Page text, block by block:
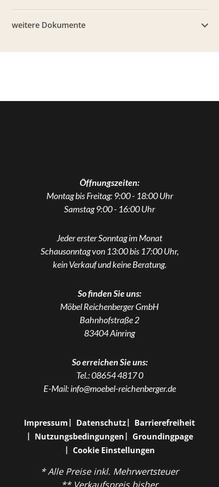
weitere Dokumente
Öffnungszeiten:
Montag bis Freitag: 9:00 - 18:00 Uhr
Samstag 9:00 - 16:00 Uhr
Jeder erster Sonntag im Monat
Schausonntag von 13:00 bis 17:00 Uhr,
kein Verkauf und keine Beratung.
So finden Sie uns:
Möbel Reichenberger GmbH
Bahnhofstraße 2
83404 Ainring
So erreichen Sie uns:
Tel.:08654 4817 0
E-Mail:info@moebel-reichenberger.de
Impressum Datenschutz
Barrierefreiheit
Nutzungsbedingungen
Groundingpage
Cookie Einstellungen
* Alle Preise inkl. Mehrwertsteuer